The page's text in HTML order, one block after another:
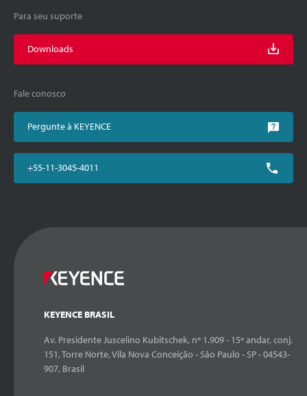
Para seu suporte
Downloads
Fale conosco
Pergunte à KEYENCE
+55-11-3045-4011
KEYENCE BRASIL
Av. Presidente Juscelino Kubitschek, nº 1.909 - 15º andar, conj.
151, Torre Norte, Vila Nova Conceição - São Paulo - SP - 04543-
907, Brasil